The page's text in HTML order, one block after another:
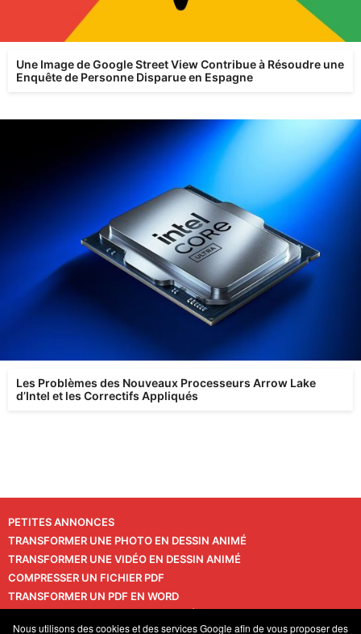
Une Image de Google Street View Contribue à Résoudre une
Enquête de Personne Disparue en Espagne
Les Problèmes des Nouveaux Processeurs Arrow Lake
d’Intel et les Correctifs Appliqués
PETITES ANNONCES
TRANSFORMER UNE PHOTO EN DESSIN ANIMÉ
TRANSFORMER UNE VIDÉO EN DESSIN ANIMÉ
COMPRESSER UN FICHIER PDF
TRANSFORMER UN PDF EN WORD
Nous utilisons des cookies et des services Google afin de vous proposer des